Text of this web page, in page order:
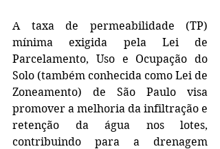
A taxa de permeabilidade (TP)
mínima exigida pela Lei de
Parcelamento, Uso e Ocupação do
Solo (também conhecida como Lei de
Zoneamento) de São Paulo visa
promover a melhoria da infiltração e
retenção da água nos lotes,
contribuindo para a drenagem